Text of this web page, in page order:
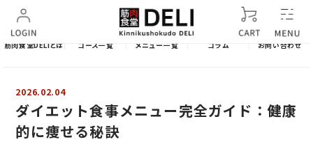
筋肉食堂DELIとは コース一覧 メニュー一覧 コラム お問い合わせ
2026.02.04
ダイエット食事メニュー完全ガイド：健康
的に痩せる秘訣